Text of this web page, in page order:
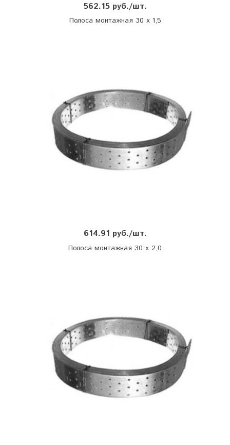
562.15 руб./шт.
Полоса монтажная 30 х 1,5
614.91 руб./шт.
Полоса монтажная 30 х 2,0